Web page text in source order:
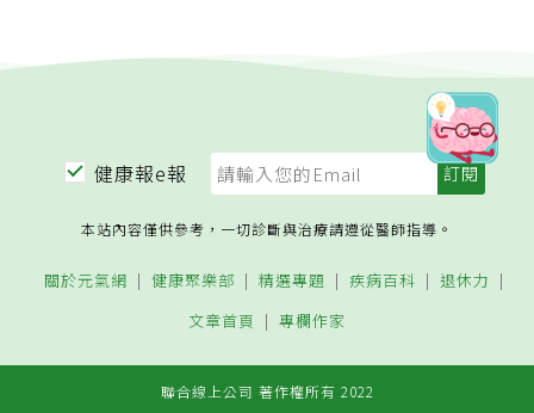
健康報e報
本站內容僅供參考，一切診斷與治療請遵從醫師指導。
關於元氣網 健康聚樂部 精選專題 疾病百科
退休力
文章首頁
專欄作家
聯合線上公司 著作權所有 2022